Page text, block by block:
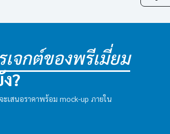
เจกต์ของพรีเมี่ยม
?
ะเสนอราคาพร้อม mock-up ภายใน